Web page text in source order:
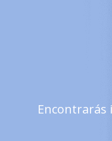
Encontrarás